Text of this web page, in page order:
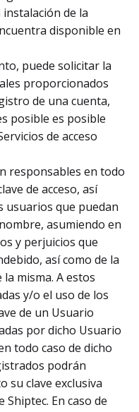
de la
disponible en
puede solicitar la
proporcionados
de una cuenta,
posible es posible
de acceso
responsables en todo
de acceso, así
usuarios que puedan
asumiendo en
y perjuicios que
así como de la
misma. A estos
y/o el uso de los
de un Usuario
por dicho Usuario
todo caso de dicho
podrán
su clave exclusiva
En caso de